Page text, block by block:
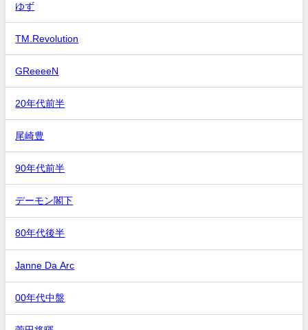
ゆず
TM.Revolution
GReeeeN
20年代前半
尾崎豊
90年代前半
デーモン閣下
80年代後半
Janne Da Arc
00年代中盤